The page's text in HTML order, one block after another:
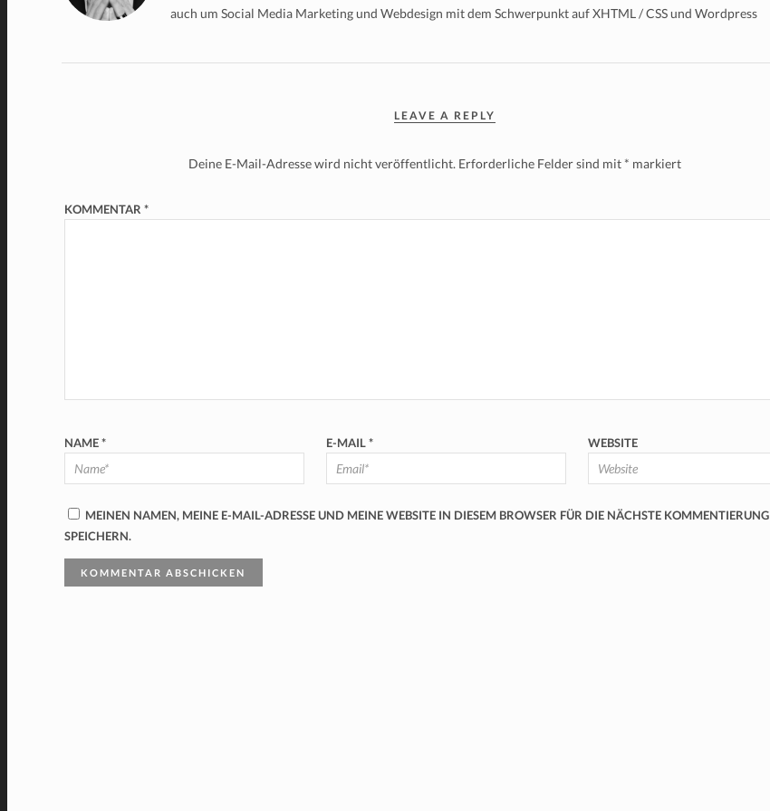
auch um Social Media Marketing und Webdesign mit dem Schwerpunkt auf XHTML / CSS und Wordpress
LEAVE A REPLY
Deine E-Mail-Adresse wird nicht veröffentlicht. Erforderliche Felder sind mit * markiert
KOMMENTAR *
NAME* E-MAIL* WEBSITE
MEINEN NAMEN, MEINE E-MAIL-ADRESSE UND MEINE WEBSITE IN DIESEM BROWSER FÜR DIE NÄCHSTE KOMMENTIERUNG
SPEICHERN.